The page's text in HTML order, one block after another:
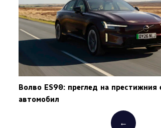
Волво ES90: преглед на престижния
автомобил
←